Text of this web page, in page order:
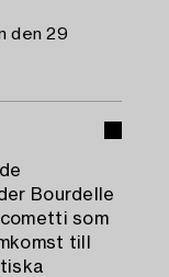
den 29
Bourdelle
som
till